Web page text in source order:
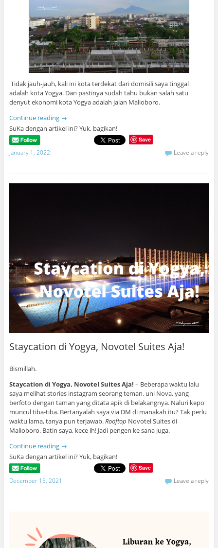
Tidak jauh-jauh, kali ini kota terdekat dari domisili saya tinggal
adalah kota Yogya. Dan pastinya sudah tahu bukan salah satu
denyut ekonomi kota Yogya adalah jalan Malioboro.
Continue reading →
SuKa dengan artikel ini? Yuk, bagikan!
Save
January 1, 2022 Leave a reply
Staycation di Yogya, Novotel Suites Aja!
Bismillah.
Staycation di Yogya, Novotel Suites Aja! – Beberapa waktu lalu
saya melihat stories instagram seorang teman, uni Nova, yang
berfoto dengan taman yang ditata apik di belakangnya. Naluri kepo
muncul tiba-tiba. Bertanyalah saya via DM di manakah itu? Tak perlu
waktu lama, tanya pun terjawab.Rooftop Novotel Suites di
Malioboro. Batin saya, kece ih! Jadi pengen ke sana juga.
Continue reading →
SuKa dengan artikel ini? Yuk, bagikan!
Save
December 15, 2021 Leave a reply